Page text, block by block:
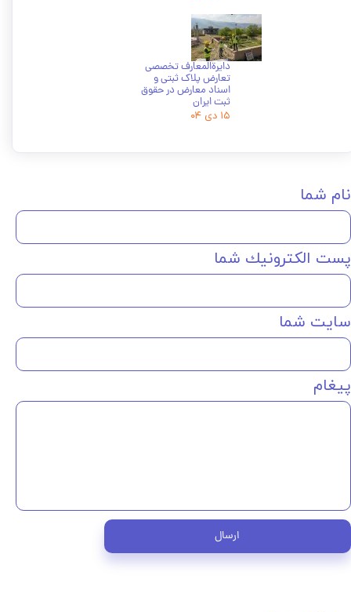
نام شما
پست الكترونيك شما
سایت شما
پیغام
ارسال
دایرة‌المعارف تخصصی
تعارض پلاک ثبتی و
اسناد معارض در حقوق
ثبت ایران
۱۵ دی ۰۴